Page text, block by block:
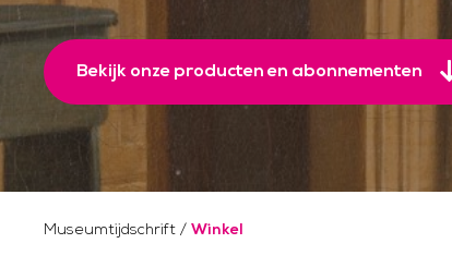
Bekijk onze producten en abonnementen
Museumtijdschrift / Winkel